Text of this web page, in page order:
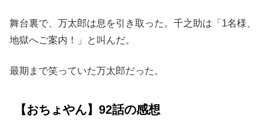
舞台裏で、万太郎は息を引き取った。千之助は「1名様、
地獄へご案内！」と叫んだ。
最期まで笑っていた万太郎だった。
【おちょやん】92話の感想